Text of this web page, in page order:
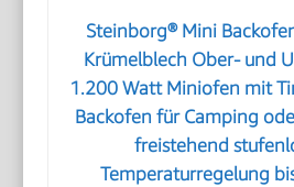
Steinborg® Mini
Krümelblech Ober- und
1.200 Watt Miniofen mit
Backofen für Camping
freistehend
Temperaturregelung